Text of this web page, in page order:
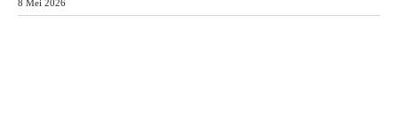
8 Mei 2026